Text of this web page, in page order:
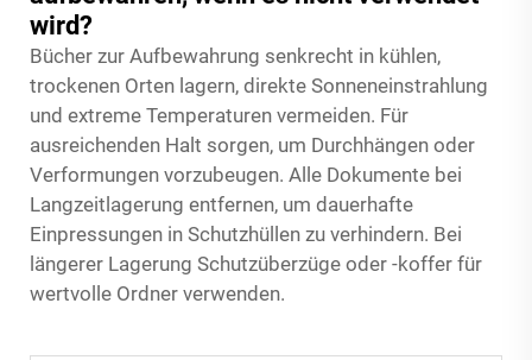
wird?
Bücher zur Aufbewahrung senkrecht in kühlen,
trockenen Orten lagern, direkte Sonneneinstrahlung
und extreme Temperaturen vermeiden. Für
ausreichenden Halt sorgen, um Durchhängen oder
Verformungen vorzubeugen. Alle Dokumente bei
Langzeitlagerung entfernen, um dauerhafte
Einpressungen in Schutzhüllen zu verhindern. Bei
längerer Lagerung Schutzüberzüge oder -koffer für
wertvolle Ordner verwenden.